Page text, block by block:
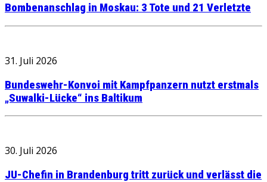
Bombenanschlag in Moskau: 3 Tote und 21 Verletzte
31. Juli 2026
Bundeswehr-Konvoi mit Kampfpanzern nutzt erstmals
„Suwalki-Lücke“ ins Baltikum
30. Juli 2026
JU-Chefin in Brandenburg tritt zurück und verlässt die